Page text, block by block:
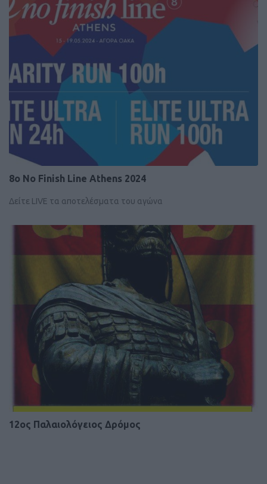
8ο No Finish Line Athens 2024
Δείτε LIVE τα αποτελέσματα του αγώνα
12ος Παλαιολόγειος Δρόμος